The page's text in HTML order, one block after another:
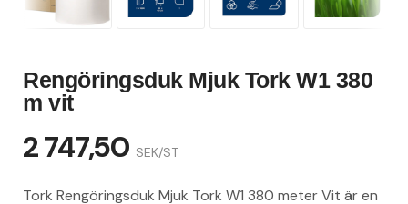
Rengöringsduk Mjuk Tork W1 380
m vit
2 747,50 SEK/ST
Tork Rengöringsduk Mjuk Tork W1 380 meter Vit är en